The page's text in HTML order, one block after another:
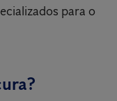
para o